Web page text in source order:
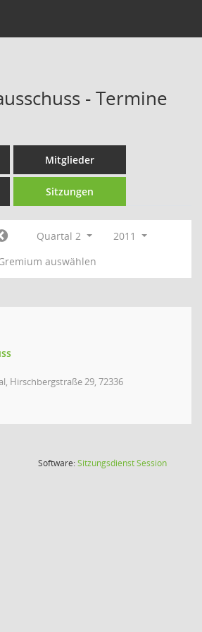
- Termine
Mitglieder
Sitzungen
Quartal 2
2011
auswählen
Hirschbergstraße 29, 72336
Software:SitzungsdienstSession(Wird in